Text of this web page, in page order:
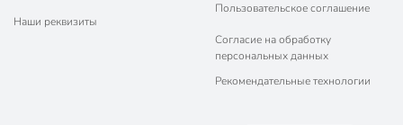
Наши реквизиты
Пользовательское соглашение
Согласие на обработку
персональных данных
Рекомендательные технологии